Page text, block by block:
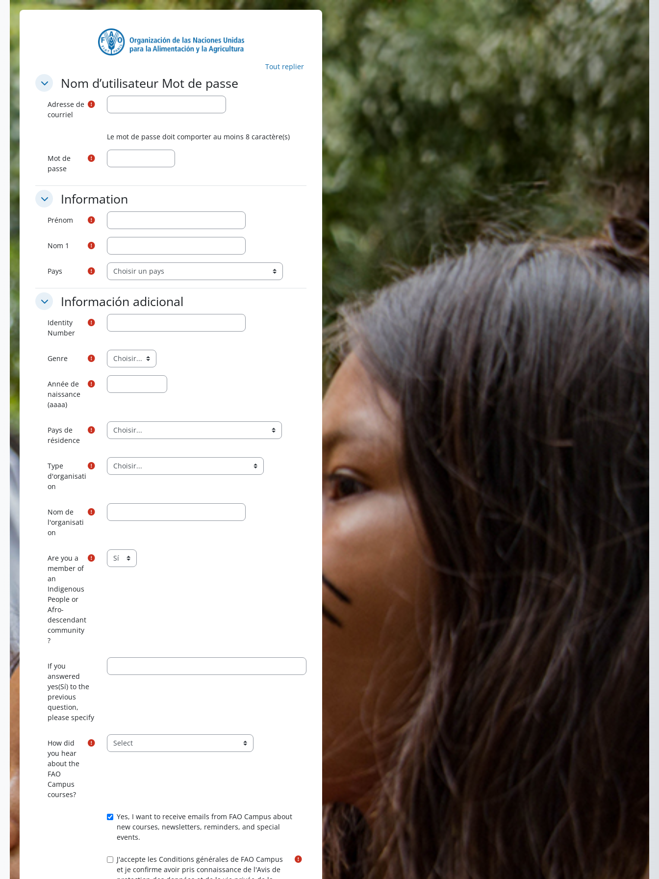
Passer au contenu principal
Tout replier
Nom d’utilisateur Mot de passe
Nom d’utilisateur Mot de passe
Nom d’utilisateur Mot de passe
Adresse de
courriel
Le mot de passe doit comporter au moins 8 caractère(s)
Mot de
passe
Information
InformationInformation
Prénom
Nom 1
Pays
Información adicional
Información adicional
Información adicional
Identity
Number
Genre
Année de
naissance
(aaaa)
Pays de
résidence
Type
d'organisati
on
Nom de
l'organisati
on
Are you a
member of
an
Indigenous
People or
Afro-
descendant
community
?
If you
answered
yes(Sí) to the
previous
question,
please specify
How did
you hear
about the
FAO
Campus
courses?
Yes, I want to receive emails from FAO Campus about
new courses, newsletters, reminders, and special
events.
J'accepte les Conditions générales de FAO Campus
et je confirme avoir pris connaissance de l'Avis de